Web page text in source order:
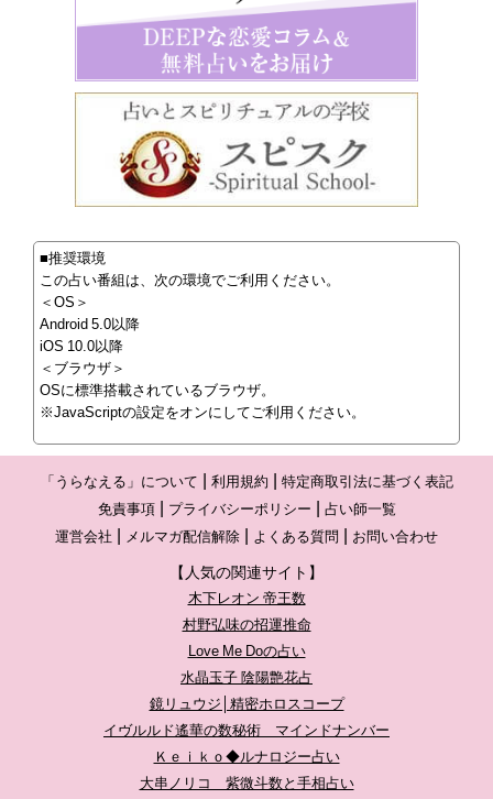
■推奨環境
この占い番組は、次の環境でご利用ください。
＜OS＞
Android 5.0以降
iOS 10.0以降
＜ブラウザ＞
OSに標準搭載されているブラウザ。
※JavaScriptの設定をオンにしてご利用ください。
「うらなえる」について 利用規約
特定商取引法に基づく表記
免責事項
プライバシーポリシー
占い師一覧
運営会社
メルマガ配信解除 よくある質問 お問い合わせ
【人気の関連サイト】
木下レオン 帝王数
村野弘味の招運推命
Love Me Doの占い
水晶玉子 陰陽艶花占
鏡リュウジ│精密ホロスコープ
イヴルルド遙華の数秘術 マインドナンバー
Ｋｅｉｋｏ◆ルナロジー占い
大串ノリコ 紫微斗数と手相占い